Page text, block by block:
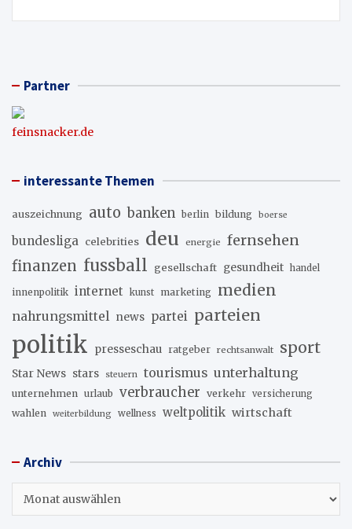
Partner
feinsnacker.de
interessante Themen
auszeichnung auto banken berlin bildung boerse
bundesliga celebrities deu energie
fernsehen
finanzen fussball gesellschaft gesundheit handel
innenpolitik internet kunst marketing medien
nahrungsmittel news partei parteien
politik presseschau ratgeber rechtsanwalt sport
Star News stars steuern tourismus unterhaltung
unternehmen urlaub verbraucher verkehr versicherung
wahlen weiterbildung wellness weltpolitik wirtschaft
Archiv